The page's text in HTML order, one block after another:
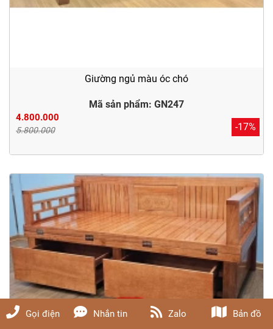
Giường ngủ màu óc chó
Mã sản phẩm: GN247
4.800.000
5.800.000 -17%
Gọi điện Nhắn tin Zalo Bản đồ